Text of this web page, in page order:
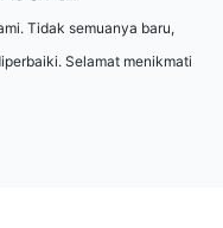
Tidak semuanya baru,
Selamat menikmati